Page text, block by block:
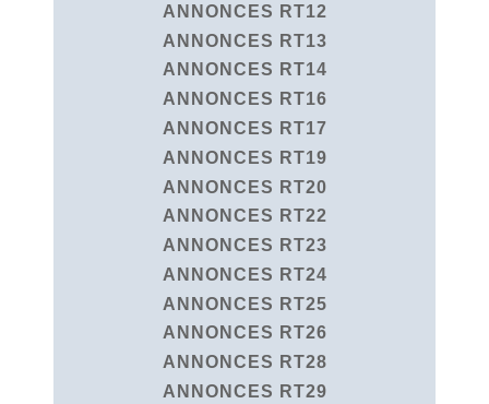
ANNONCES RT12
ANNONCES RT13
ANNONCES RT14
ANNONCES RT16
ANNONCES RT17
ANNONCES RT19
ANNONCES RT20
ANNONCES RT22
ANNONCES RT23
ANNONCES RT24
ANNONCES RT25
ANNONCES RT26
ANNONCES RT28
ANNONCES RT29